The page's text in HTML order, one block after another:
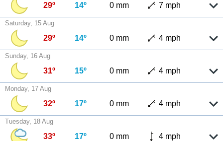
29º 14º 0 mm 7 mph
Saturday, 15 Aug
29º 14º 0 mm 4 mph
Sunday, 16 Aug
31º 15º 0 mm 4 mph
Monday, 17 Aug
32º 17º 0 mm 4 mph
Tuesday, 18 Aug
33º 17º 0 mm 4 mph